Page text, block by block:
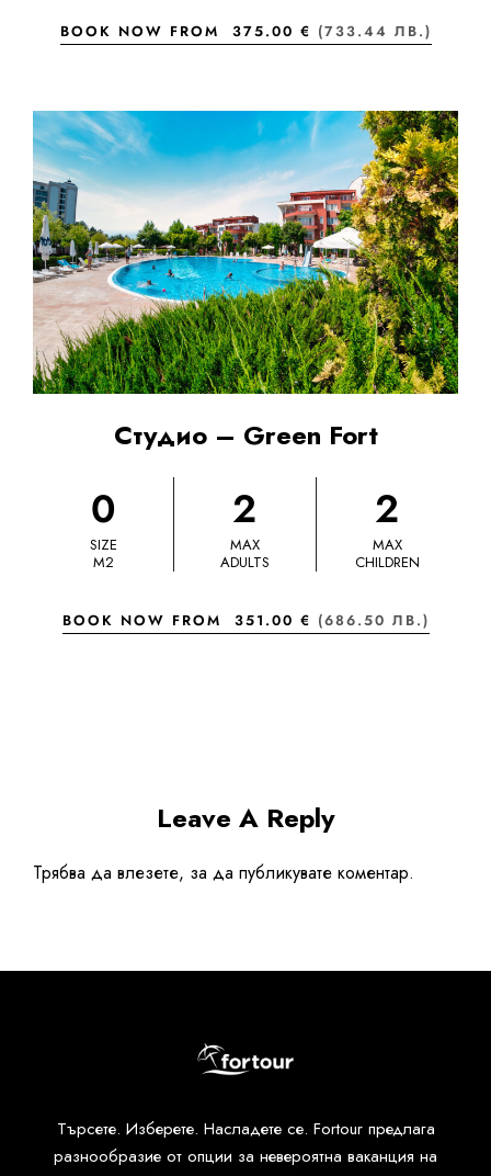
BOOK NOW FROM 375.00 € (733.44 ЛВ.)
Студио – Green Fort
0
SIZE
M2
2
MAX
ADULTS
2
MAX
CHILDREN
BOOK NOW FROM 351.00 € (686.50 ЛВ.)
Leave A Reply
Трябва да влезете, за да публикувате коментар.
Търсете. Изберете. Насладете се. Fortour предлага
разнообразие от опции за невероятна ваканция на